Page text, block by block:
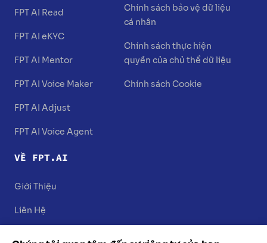
FPT AI Read
FPT AI eKYC
FPT AI Mentor
FPT AI Voice Maker
FPT AI Adjust
FPT AI Voice Agent
VỀ FPT.AI
Giới Thiệu
Liên Hệ
Chính sách bảo vệ dữ liệu
cá nhân
Chính sách thực hiện
quyền của chủ thể dữ liệu
Chính sách Cookie